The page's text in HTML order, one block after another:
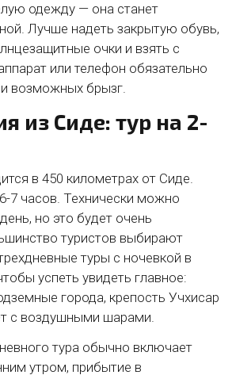
одежду — она станет
Лучше надеть закрытую обувь,
очки и взять с
или телефон обязательно
возможных брызг.
из Сиде: тур на 2-
в 450 километрах от Сиде.
7 часов. Технически можно
но это будет очень
туристов выбирают
туры с ночевкой в
успеть увидеть главное:
города, крепость Учхисар
с воздушными шарами.
тура обычно включает
утром, прибытие в